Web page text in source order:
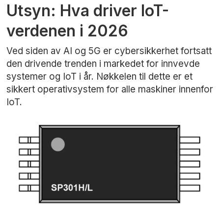
Utsyn: Hva driver IoT-
verdenen i 2026
Ved siden av AI og 5G er cybersikkerhet fortsatt
den drivende trenden i markedet for innvevde
systemer og IoT i år. Nøkkelen til dette er et
sikkert operativsystem for alle maskiner innenfor
IoT.